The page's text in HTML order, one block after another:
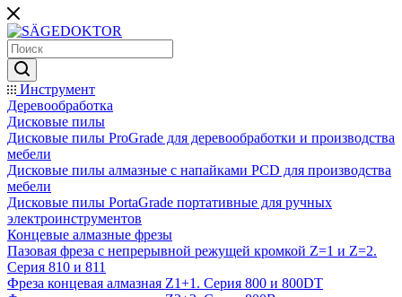
Инструмент
Деревообработка
Дисковые пилы
Дисковые пилы ProGrade для деревообработки и производства
мебели
Дисковые пилы алмазные с напайками PCD для производства
мебели
Дисковые пилы PortaGrade портативные для ручных
электроинструментов
Концевые алмазные фрезы
Пазовая фреза с непрерывной режущей кромкой Z=1 и Z=2.
Серия 810 и 811
Фреза концевая алмазная Z1+1. Серия 800 и 800DT